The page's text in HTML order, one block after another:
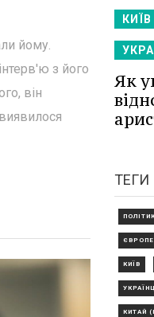
йому.
з його
він
КИЇВ
Як
ТЕГИ
КИЇВ
КИТАЙ